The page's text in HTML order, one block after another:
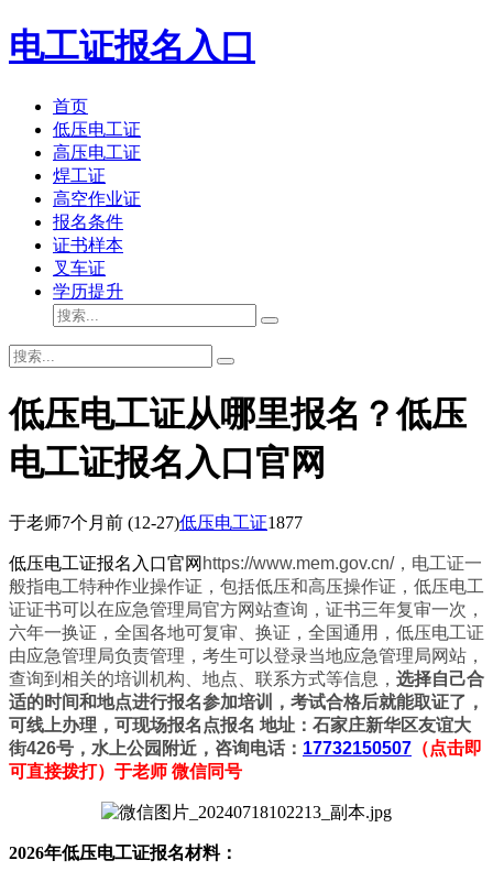
电工证报名入口
首页
低压电工证
高压电工证
焊工证
高空作业证
报名条件
证书样本
叉车证
学历提升
低压电工证从哪里报名？低压
电工证报名入口官网
于老师7个月前 (12-27)低压电工证1877
低压电工证报名入口官网 https://www.mem.gov.cn/，电工证一
般指电工特种作业操作证，包括低压和高压操作证，低压电工
证证书可以在应急管理局官方网站查询，证书三年复审一次，
六年一换证，全国各地可复审、换证，全国通用，低压电工证
由应急管理局负责管理，考生可以登录当地应急管理局网站，
查询到相关的培训机构、地点、联系方式等信息， 选择自己合
适的时间和地点进行报名参加培训，考试合格后就能取证了，
可线上办理，可现场报名点报名 地址：石家庄新华区友谊大
街426号，水上公园附近，咨询电话： 17732150507 （点击即
可直接拨打）于老师 微信同号
2026年低压电工证报名材料：